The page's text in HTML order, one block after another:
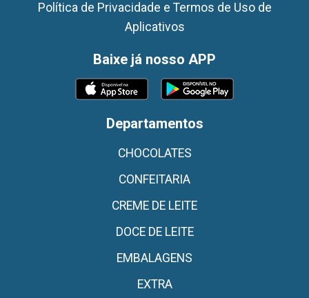
Política de Privacidade e Termos de Uso de
Aplicativos
Baixe já nosso APP
Departamentos
CHOCOLATES
CONFEITARIA
CREME DE LEITE
DOCE DE LEITE
EMBALAGENS
EXTRA